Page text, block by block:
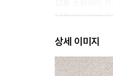
13화 데라히바
15화 사이드 포지
16화 마운트 탈출
17화 백포지션 탈
상세 이미지